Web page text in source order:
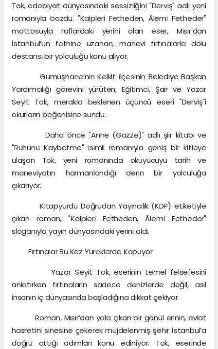
Tok, edebiyat dünyasındaki sessizliğini "Derviş" adlı yeni
romanıyla bozdu. "Kalpleri Fetheden, Âlemi Fetheder"
mottosuyla raflardaki yerini alan eser, Mısır’dan
İstanbul’un fethine uzanan, manevi fırtınalarla dolu
destansı bir yolculuğu konu alıyor.
Gümüşhane’nin Kelkit ilçesinin Belediye Başkan
Yardımcılığı görevini yürüten, Eğitimci, Şair ve Yazar
Seyit Tok, merakla beklenen üçüncü eseri "Derviş"i
okurların beğenisine sundu.
Daha önce "Anne (Gazze)" adlı şiir kitabı ve
"Ruhunu Kaybetme" isimli romanıyla geniş bir kitleye
ulaşan Tok, yeni romanında okuyucuyu tarih ve
maneviyatın harmanlandığı derin bir yolculuğa
çıkarıyor.
Kitapyurdu Doğrudan Yayıncılık (KDP) etiketiyle
çıkan roman, "Kalpleri Fetheden, Âlemi Fetheder"
sloganıyla yayın dünyasındaki yerini aldı.
Fırtınalar Bu Kez Yüreklerde Kopuyor
Yazar Seyit Tok, eserinin temel felsefesini
anlatırken fırtınaların sadece denizlerde değil, asıl
insanın iç dünyasında başladığına dikkat çekiyor.
Roman, Mısır’dan yola çıkan bir gönül erinin, evlat
hasretini sinesine çekerek müjdelenmiş şehir İstanbul’a
doğru attığı adımları konu ediniyor. Tok, eserinde